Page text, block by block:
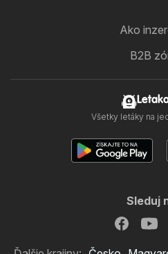
Ako
B2B
Všetky letáky na
Sleduj